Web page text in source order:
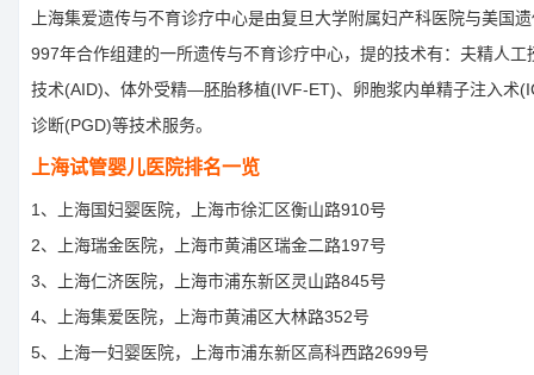
上海集爱遗传与不育诊疗中心是由复旦大学附属妇产科医院与美国
997年合作组建的一所遗传与不育诊疗中心，提的技术有：夫精人工
技术(AID)、体外受精—胚胎移植(IVF-ET)、卵胞浆内单精子注入术
诊断(PGD)等技术服务。
上海试管婴儿医院排名一览
1、上海国妇婴医院，上海市徐汇区衡山路910号
2、上海瑞金医院，上海市黄浦区瑞金二路197号
3、上海仁济医院，上海市浦东新区灵山路845号
4、上海集爱医院，上海市黄浦区大林路352号
5、上海一妇婴医院，上海市浦东新区高科西路2699号